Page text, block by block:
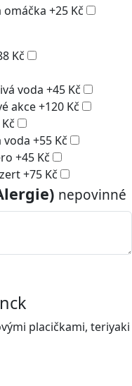
omáčka +25 Kč
Kč
voda +45 Kč
akce+120 Kč
Kč
voda +55 Kč
+45 Kč
+75 Kč
nepovinné
placičkami, teriyaki